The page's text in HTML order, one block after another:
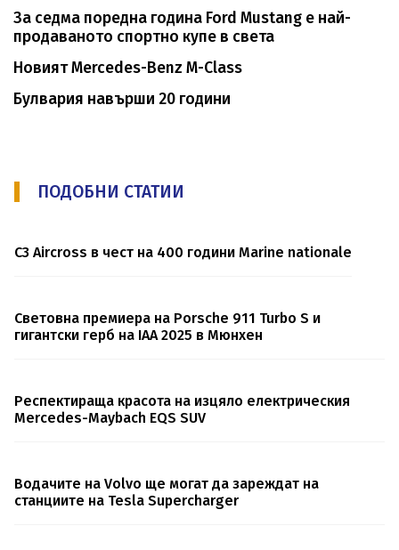
За седма поредна година Ford Mustang е най-
продаваното спортно купе в света
Новият Mercedes-Benz M-Class
Булвария навърши 20 години
ПОДОБНИ СТАТИИ
C3 Aircross в чест на 400 години Marine nationale
Световна премиера на Porsche 911 Turbo S и
гигантски герб на IAA 2025 в Мюнхен
Респектираща красота на изцяло електрическия
Mercedes-Maybach EQS SUV
Водачите на Volvo ще могат да зареждат на
станциите на Tesla Supercharger